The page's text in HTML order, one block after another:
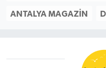
ANTALYA MAGAZIN